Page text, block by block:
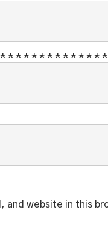
* * * * * * * * * * * * * *
and website in this